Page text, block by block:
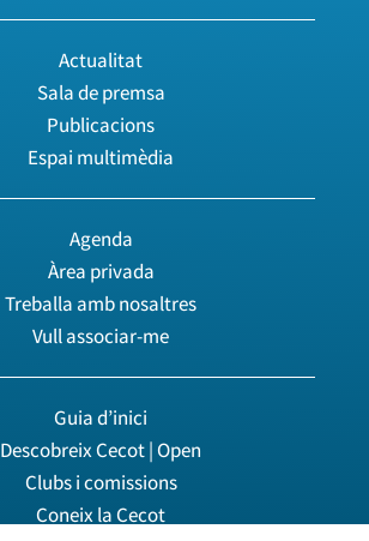
Actualitat
Sala de premsa
Publicacions
Espai multimèdia
Agenda
Àrea privada
Treballa amb nosaltres
Vull associar-me
Guia d’inici
Descobreix Cecot | Open
Clubs i comissions
Coneix la Cecot